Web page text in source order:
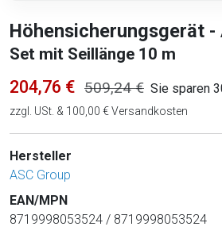
Höhensicherungsgerät
Set mit Seillänge 10 m
204,76 € 509,24 € Sie sparen
zzgl. USt. & 100,00 € Versandkosten
Hersteller
ASC Group
EAN/MPN
8719998053524 / 8719998053524